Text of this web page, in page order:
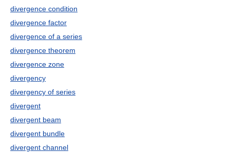
divergence condition
divergence factor
divergence of a series
divergence theorem
divergence zone
divergency
divergency of series
divergent
divergent beam
divergent bundle
divergent channel